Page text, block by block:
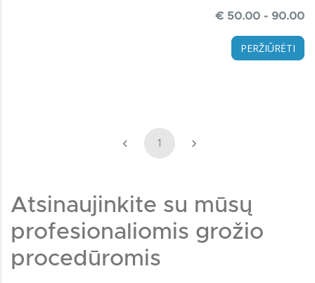
€ 50.00 - 90.00
PERŽIŪRĖTI
‹ 1 ›
Atsinaujinkite su mūsų
profesionaliomis grožio
procedūromis